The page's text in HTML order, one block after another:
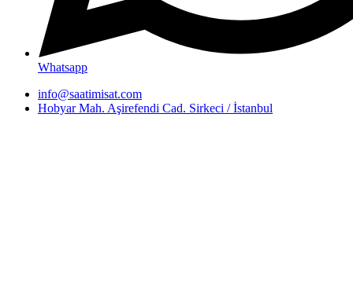
Whatsapp
info@saatimisat.com
Hobyar Mah. Aşirefendi Cad. Sirkeci / İstanbul